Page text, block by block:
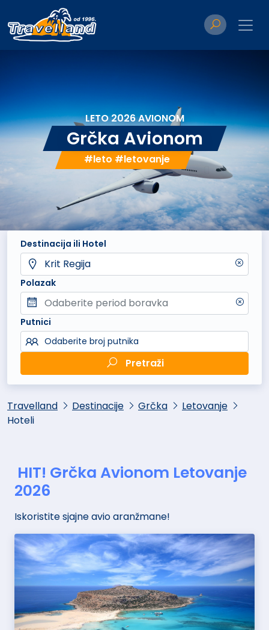
LETO 2026 AVIONOM
Grčka Avionom
#leto #letovanje
Destinacija ili Hotel
Krit Regija
Polazak
Putnici
Odaberite broj putnika
Pretraži
Travelland Destinacije Grčka
Letovanje
Hoteli
HIT! Grčka Avionom Letovanje
2026
Iskoristite sjajne avio aranžmane!